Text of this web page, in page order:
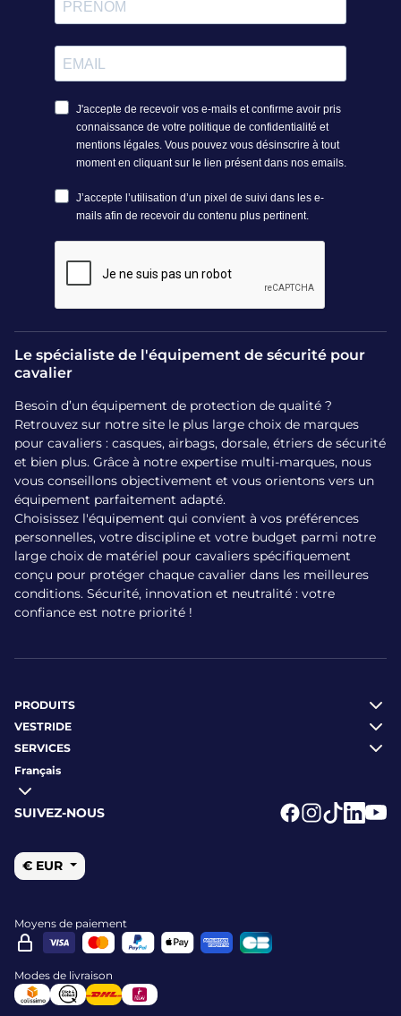
Le spécialiste de l'équipement de sécurité pour
cavalier
Besoin d’un équipement de protection de qualité ?
Retrouvez sur notre site le plus large choix de marques
pour cavaliers : casques, airbags, dorsale, étriers de sécurité
et bien plus. Grâce à notre expertise multi-marques, nous
vous conseillons objectivement et vous orientons vers un
équipement parfaitement adapté.
Choisissez l'équipement qui convient à vos préférences
personnelles, votre discipline et votre budget parmi notre
large choix de matériel pour cavaliers spécifiquement
conçu pour protéger chaque cavalier dans les meilleures
conditions. Sécurité, innovation et neutralité : votre
confiance est notre priorité !
PRODUITS
VESTRIDE
SERVICES
Français
SUIVEZ-NOUS
€ EUR
Moyens de paiement
Modes de livraison